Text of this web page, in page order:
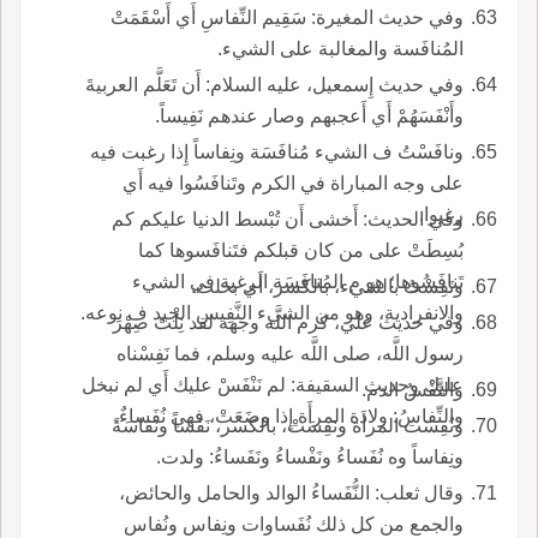
وفي حديث المغيرة: سَقِيم النِّفاسِ أَي أَسْقَمَتْ
المُنافَسة والمغالبة على الشيء.
وفي حديث إِسمعيل، عليه السلام: أَن تَعَلَّم العربيةَ
وأَنْفَسَهُمْ أَي أَعجبهم وصار عندهم نَفِيساً.
ونافَسْتُ ف الشيء مُنافَسَة ونِفاساً إِذا رغبت فيه
على وجه المباراة في الكرم وتَنافَسُوا فيه أَي
رغبوا.
وفي الحديث: أَخشى أَن تُبْسط الدنيا عليكم كم
بُسِطَتْ على من كان قبلكم فتَنافَسوها كما
تَنافَسُوها؛ هو م المُنافَسَة الرغبة في الشيء
والانفرادية، وهو من الشيء النَّفِيسِ الجيد ف نوعه.
ونَفِسْتُ بالشيء، بالكسر، أَي بخلت.
وفي حديث علي، كرم اللَّه وجهه لقد نِلْتَ صِهْرَ
رسول اللَّه، صلى اللَّه عليه وسلم، فما نَفِسْناه
عليك وحديث السقيفة: لم نَنْفَسْ عليك أَي لم نبخل
والنِّفاسُ: ولادة المرأَة إِذا وضَعَتْ، فهي نُفَساءٌ.
والنَّفْسُ الدم.
ونُفِسَت المرأَة ونَفِسَتْ، بالكسر، نَفَساً ونَفاسَةً
ونِفاساً وه نُفَساءُ ونَفْساءُ ونَفَساءُ: ولدت.
وقال ثعلب: النُّفَساءُ الوالد والحامل والحائض،
والجمع من كل ذلك نُفَساوات ونِفاس ونُفاس